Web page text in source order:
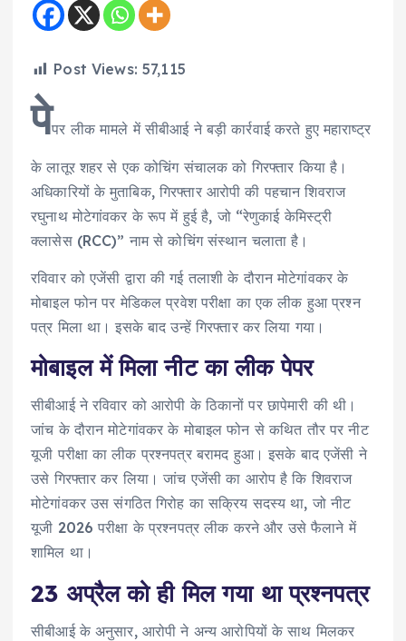
Post Views: 57,115
पेपर लीक मामले में सीबीआई ने बड़ी कार्रवाई करते हुए महाराष्ट्र
के लातूर शहर से एक कोचिंग संचालक को गिरफ्तार किया है।
अधिकारियों के मुताबिक, गिरफ्तार आरोपी की पहचान शिवराज
रघुनाथ मोटेगांवकर के रूप में हुई है, जो “रेणुकाई केमिस्ट्री
क्लासेस (RCC)” नाम से कोचिंग संस्थान चलाता है।
रविवार को एजेंसी द्वारा की गई तलाशी के दौरान मोटेगांवकर के
मोबाइल फोन पर मेडिकल प्रवेश परीक्षा का एक लीक हुआ प्रश्न
पत्र मिला था। इसके बाद उन्हें गिरफ्तार कर लिया गया।
मोबाइल में मिला नीट का लीक पेपर
सीबीआई ने रविवार को आरोपी के ठिकानों पर छापेमारी की थी।
जांच के दौरान मोटेगांवकर के मोबाइल फोन से कथित तौर पर नीट
यूजी परीक्षा का लीक प्रश्नपत्र बरामद हुआ। इसके बाद एजेंसी ने
उसे गिरफ्तार कर लिया। जांच एजेंसी का आरोप है कि शिवराज
मोटेगांवकर उस संगठित गिरोह का सक्रिय सदस्य था, जो नीट
यूजी 2026 परीक्षा के प्रश्नपत्र लीक करने और उसे फैलाने में
शामिल था।
23 अप्रैल को ही मिल गया था प्रश्नपत्र
सीबीआई के अनुसार, आरोपी ने अन्य आरोपियों के साथ मिलकर